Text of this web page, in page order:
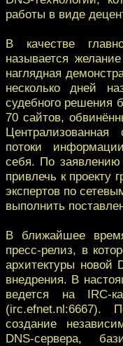
работы в виде
В качестве
называется
наглядная
несколько дней
судебного решения
70 сайтов,
потоки
себя. По
привлечь к проекту
экспертов по
выполнить
В ближайшее
пресс-релиз, в
архитектуры новой
внедрения. В
ведется на IRC-
(irc.efnet.nl:6667).
создание
DNS-сервера,